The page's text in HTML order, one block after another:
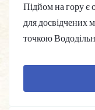
Підйом на гору є
для досвідчених
точкою